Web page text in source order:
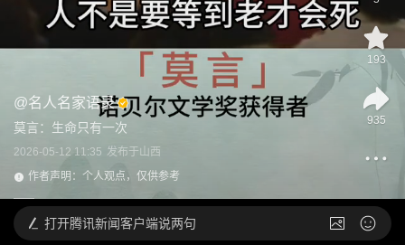
@名人名家语录
莫言：生命只有一次
2026-05-12 11:35 发布于山西
作者声明：个人观点，仅供参考
193
935
打开腾讯新闻客户端说两句